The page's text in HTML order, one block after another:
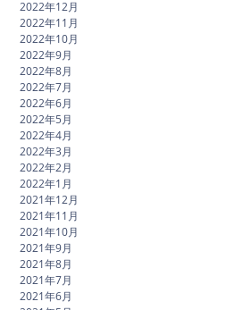
2022年12月
2022年11月
2022年10月
2022年9月
2022年8月
2022年7月
2022年6月
2022年5月
2022年4月
2022年3月
2022年2月
2022年1月
2021年12月
2021年11月
2021年10月
2021年9月
2021年8月
2021年7月
2021年6月